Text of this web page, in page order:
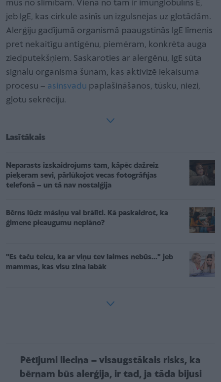
mūs no slimībām. Viena no tām ir imūnglobulīns E,
jeb IgE, kas cirkulē asinīs un izgulsnējas uz gļotādām.
Alerģiju gadījumā organismā paaugstinās IgE līmenis
pret nekaitīgu antigēnu, piemēram, konkrēta auga
ziedputekšņiem. Saskaroties ar alergēnu, IgE sūta
signālu organisma šūnām, kas aktivizē iekaisuma
procesu – asinsvadu paplašināšanos, tūsku, niezi,
gļotu sekrēciju.
Lasītākais
Neparasts izskaidrojums tam, kāpēc dažreiz
pieķeram sevi, pārlūkojot vecas fotogrāfijas
telefonā – un tā nav nostalģija
Bērns lūdz māsiņu vai brālīti. Kā paskaidrot, ka
ģimene pieaugumu neplāno?
"Es taču teicu, ka ar viņu tev laimes nebūs..." jeb
mammas, kas visu zina labāk
Pētījumi liecina – visaugstākais risks, ka
bērnam būs alerģija, ir tad, ja tāda bijusi